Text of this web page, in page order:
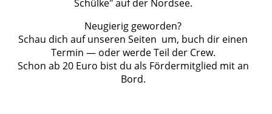
Schülke" auf der Nordsee.
Neugierig geworden?
Schau dich auf unseren Seiten um, buch dir einen
Termin — oder werde Teil der Crew.
Schon ab 20 Euro bist du als Fördermitglied mit an
Bord.